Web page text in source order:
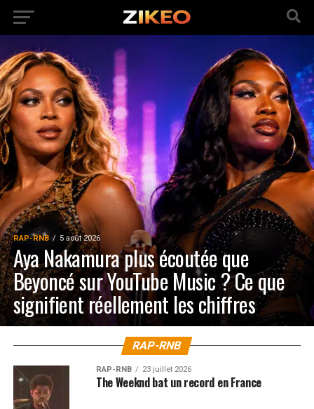
RAP-RNB 5 août 2026
Aya Nakamura plus écoutée que
Beyoncé sur YouTube Music ? Ce que
signifient réellement les chiffres
RAP-RNB
RAP-RNB 23 juillet 2026
The Weeknd bat un record en France